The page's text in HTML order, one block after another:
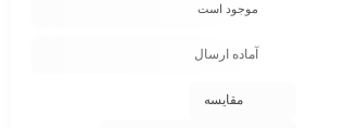
موجود است
آماده ارسال
مقایسه